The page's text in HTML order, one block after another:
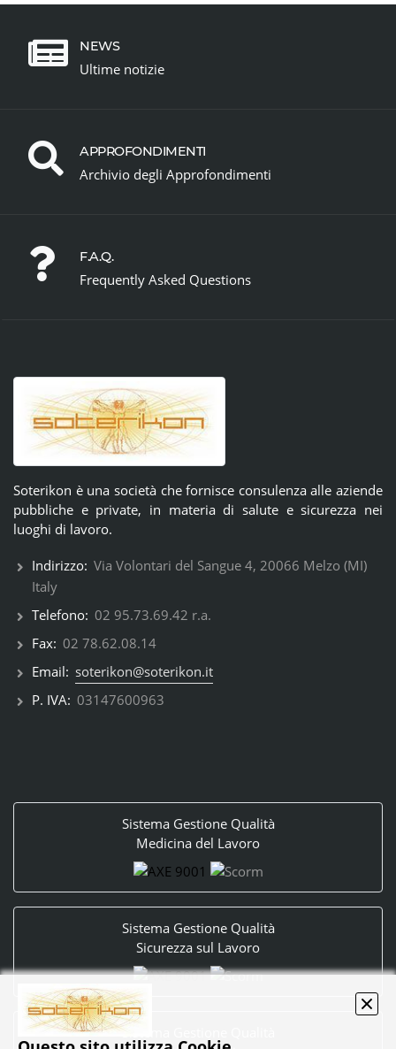
NEWS
Ultime notizie
APPROFONDIMENTI
Archivio degli Approfondimenti
F.A.Q.
Frequently Asked Questions
Soterikon è una società che fornisce consulenza alle aziende
pubbliche e private, in materia di salute e sicurezza nei
luoghi di lavoro.
Indirizzo: Via Volontari del Sangue 4, 20066 Melzo (MI)
Italy
Telefono: 02 95.73.69.42 r.a.
Fax: 02 78.62.08.14
Email: soterikon@soterikon.it
P. IVA: 03147600963
Sistema Gestione Qualità
Medicina del Lavoro
Sistema Gestione Qualità
Sicurezza sul Lavoro
Sistema Gestione Qualità